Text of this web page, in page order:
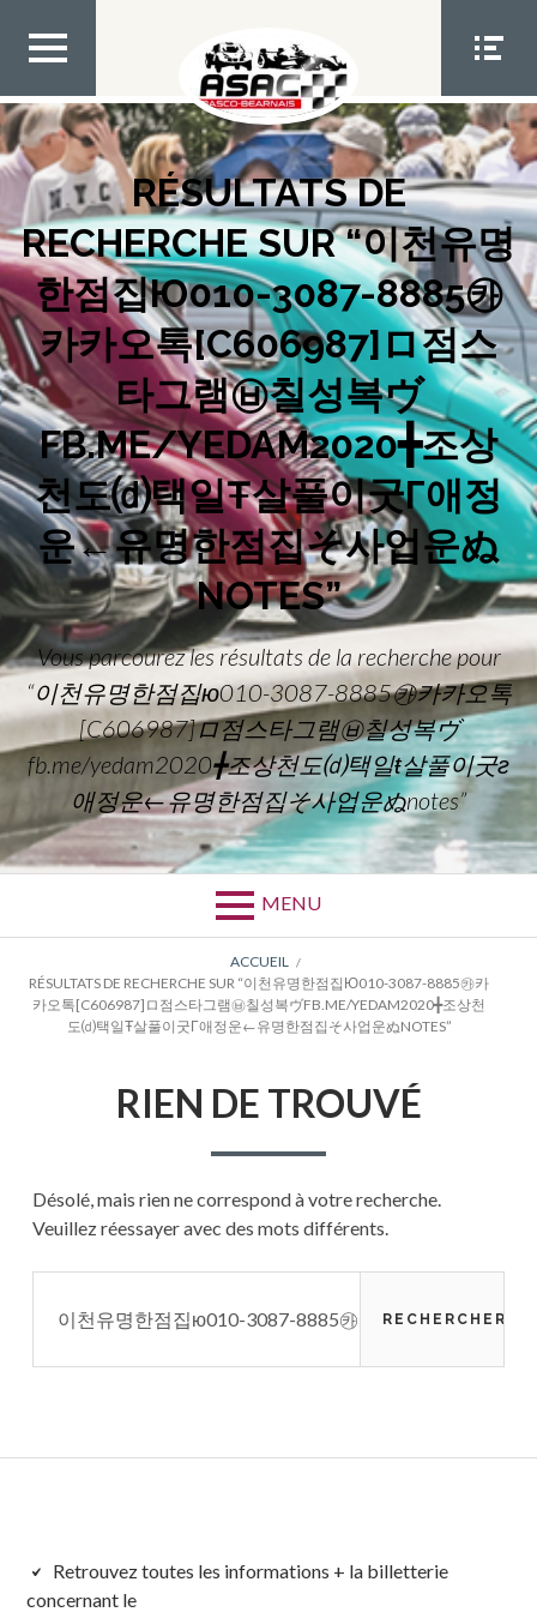
contenu
MEN
U TOP
MEN
U
SOCIA
L
RÉSULTATS DE
RECHERCHE SUR “이천유명
한점집Ю010-3087-8885㉸
카카오톡[C606987]ロ점스
타그램㉥칠성복ヴ
FB.ME/YEDAM2020╋조상
천도⒟택일Ŧ살풀이굿Г애정
운←유명한점집そ사업운ぬ
NOTES”
Vous parcourez les résultats de la recherche pour
“이천유명한점집ю010-3087-8885㉸카카오톡
[C606987]ロ점스타그램㉥칠성복ヴ
fb.me/yedam2020╋조상천도⒟택일ŧ살풀이굿г
애정운←유명한점집そ사업운ぬnotes”
MENU
FIL
D'ARIANE
ACCUEIL
RÉSULTATS DE RECHERCHE SUR “이천유명한점집Ю010-3087-8885㉸카
카오톡[C606987]ロ점스타그램㉥칠성복ヴFB.ME/YEDAM2020╋조상천
도⒟택일Ŧ살풀이굿Г애정운←유명한점집そ사업운ぬNOTES”
RIEN DE TROUVÉ
Désolé, mais rien ne correspond à votre recherche.
Veuillez réessayer avec des mots différents.
Colonne
Retrouvez toutes les informations + la billetterie
concernant le